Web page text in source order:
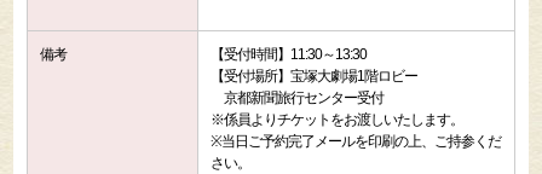
備考
【受付時間】11:30～13:30
【受付場所】宝塚大劇場1階ロビー
京都新聞旅行センター受付
※係員よりチケットをお渡しいたします。
※当日ご予約完了メールを印刷の上、ご持参くだ
さい。